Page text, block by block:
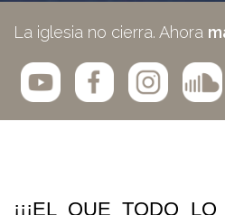
La iglesia no cierra. Ahora
¡¡¡EL QUE TODO